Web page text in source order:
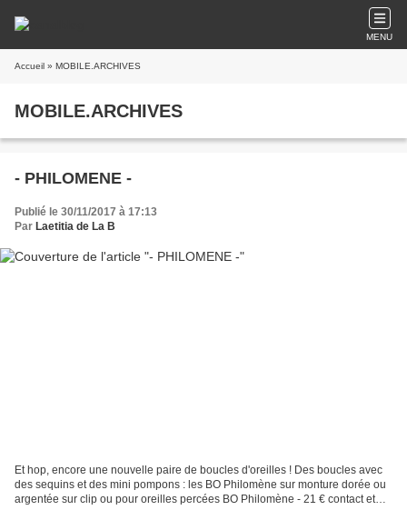
MENU
Accueil » MOBILE.ARCHIVES
MOBILE.ARCHIVES
- PHILOMENE -
Publié le 30/11/2017 à 17:13
Par Laetitia de La B
Et hop, encore une nouvelle paire de boucles d'oreilles ! Des boucles avec
des sequins et des mini pompons : les BO Philomène sur monture dorée ou
argentée sur clip ou pour oreilles percées BO Philomène - 21 € contact et